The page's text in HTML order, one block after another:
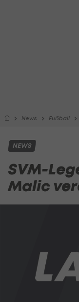
News Fußball
NEWS
SVM-
Malic